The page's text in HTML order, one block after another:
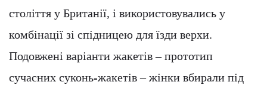
століття у Британії, і використовувались у
комбінації зі спідницею для їзди верхи.
Подовжені варіанти жакетів – прототип
сучасних суконь-жакетів – жінки вбирали під